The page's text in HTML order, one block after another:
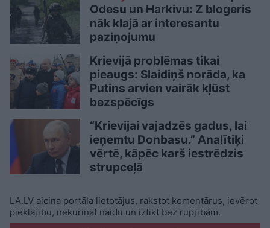
Odesu un Harkivu: Z blogeris
nāk klajā ar interesantu
paziņojumu
Krievijā problēmas tikai
pieaugs: Slaidiņš norāda, ka
Putins arvien vairāk kļūst
bezspēcīgs
“Krievijai vajadzēs gadus, lai
ieņemtu Donbasu.” Analītiķi
vērtē, kāpēc karš iestrēdzis
strupceļā
LA.LV aicina portāla lietotājus, rakstot komentārus, ievērot
pieklājību, nekurināt naidu un iztikt bez rupjībām.